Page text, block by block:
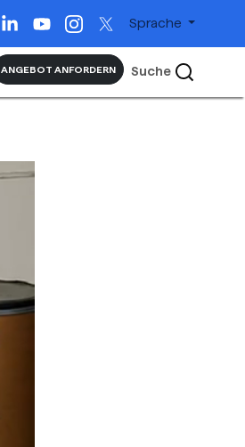
Sprache
ANGEBOT ANFORDERN Suche